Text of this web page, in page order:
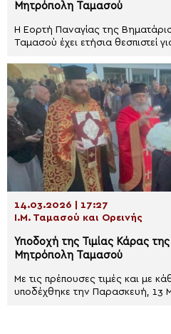
Μητρόπολη Ταμασού
Η Εορτή Παναγίας της
Ταμασού έχει ετήσια θεσπιστεί
14.03.2026 | 17:27
Ι.Μ. Ταμασού και Ορεινής
Υποδοχή της Τιμίας Κάρας
Μητρόπολη Ταμασού
Με τις πρέπουσες τιμές και με
υποδέχθηκε την Παρασκευή, 13